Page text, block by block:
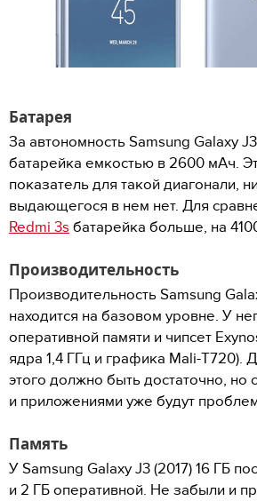
Батарея
За автономность Samsung Galaxy
батарейка емкостью в 2600 мАч.
показатель для такой диагонали,
выдающегося в нем нет. Для
Redmi 3s батарейка больше, на
Производительность
Производительность Samsung
находится на базовом уровне. У
оперативной памяти и чипсет
ядра 1,4 ГГц и графика Mali-T720).
этого должно быть достаточно, но
и приложениями уже будут
Память
У Samsung Galaxy J3 (2017) 16 ГБ
и 2 ГБ оперативной. Не забыли и